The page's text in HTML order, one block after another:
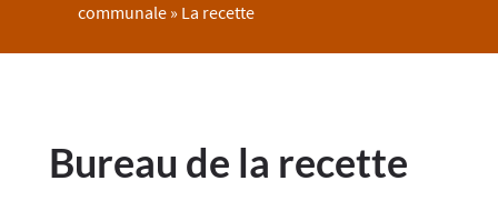
communale » La recette
Bureau de la recette